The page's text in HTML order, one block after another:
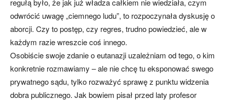
regułą było, że jak już władza całkiem nie wiedziała, czym
odwrócić uwagę „ciemnego ludu”, to rozpoczynała dyskusję o
aborcji. Czy to postęp, czy regres, trudno powiedzieć, ale w
każdym razie wreszcie coś innego.
Osobiście swoje zdanie o eutanazji uzależniam od tego, o kim
konkretnie rozmawiamy – ale nie chcę tu eksponować swego
prywatnego sądu, tylko rozważyć sprawę z punktu widzenia
dobra publicznego. Jak bowiem pisał przed laty profesor